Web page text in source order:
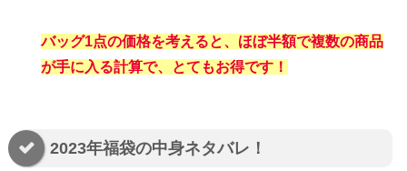
バッグ1点の価格を考えると、ほぼ半額で複数の商品
が手に入る計算で、とてもお得です！
2023年福袋の中身ネタバレ！